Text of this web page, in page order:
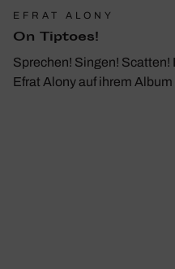
EFRAT ALONY
On Tiptoes!
Sprechen! Singen!
Efrat Alony auf ihrem Album